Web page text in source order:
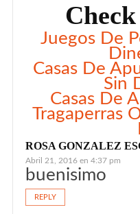
Juegos De
Casas De
Sin
Casas De
Tragaperras
ROSA GONZALEZ
Abril 21, 2016 en 4:37 pm
buenisimo
REPLY